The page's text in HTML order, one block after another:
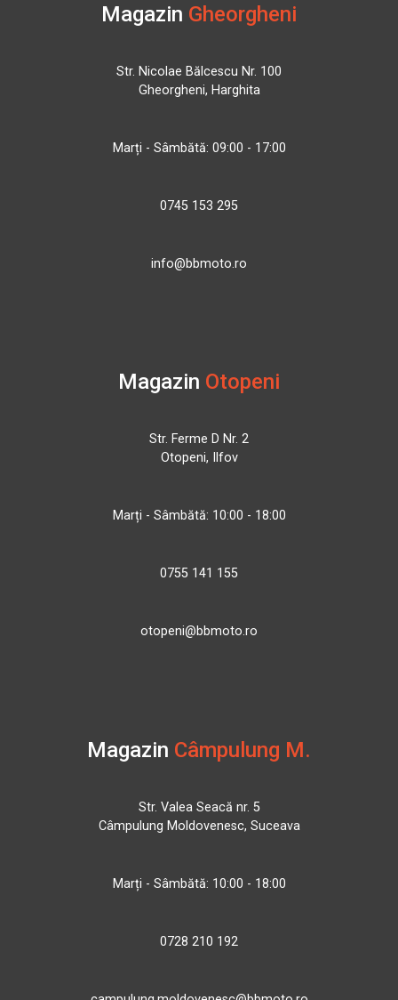
Magazin Gheorgheni
Str. Nicolae Bălcescu Nr. 100
Gheorgheni, Harghita
Marți - Sâmbătă: 09:00 - 17:00
0745 153 295
info@bbmoto.ro
Magazin Otopeni
Str. Ferme D Nr. 2
Otopeni, Ilfov
Marți - Sâmbătă: 10:00 - 18:00
0755 141 155
otopeni@bbmoto.ro
Magazin Câmpulung M.
Str. Valea Seacă nr. 5
Câmpulung Moldovenesc, Suceava
Marți - Sâmbătă: 10:00 - 18:00
0728 210 192